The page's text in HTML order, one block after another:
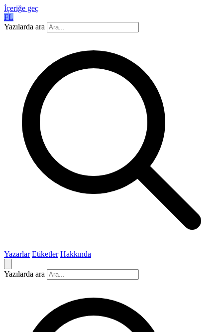
İçeriğe geç
FL
Yazılarda ara
Yazarlar Etiketler Hakkında
Yazılarda ara